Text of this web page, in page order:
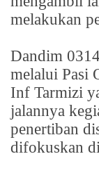
melakukan
Dandim
melalui Pasi
Inf Tarmizi
jalannya
penertiban
difokuskan